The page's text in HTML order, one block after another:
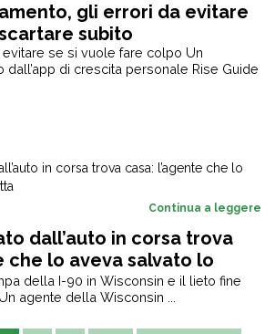
gli errori da evitare
subito
se si vuole fare colpo Un
di crescita personale Rise Guide
Continua a leggere
dall’auto in corsa trova
che lo aveva salvato lo
della I-90 in Wisconsin e il lieto fine
agente della Wisconsin ...